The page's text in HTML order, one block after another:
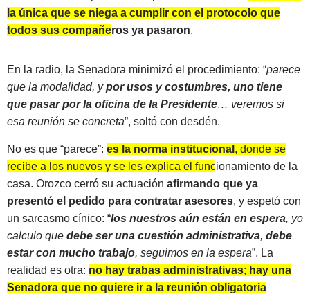
la única que se niega a cumplir con el protocolo que
todos sus compañeros ya pasaron.
En la radio, la Senadora minimizó el procedimiento: “parece
que la modalidad, ypor usos y costumbres, uno tiene
que pasar por la oficina de la Presidente… veremos si
esa reunión se concreta”, soltó con desdén.
No es que “parece”: es la norma institucional , donde se
recibe a los nuevos y se les explica el funcionamiento de la
casa. Orozco cerró su actuación afirmando que ya
presentó el pedido para contratar asesores, y espetó con
un sarcasmo cínico: “los nuestros aún están en espera, yo
calculo que debe ser una cuestión administrativa, debe
estar con mucho trabajo, seguimos en la espera”. La
realidad es otra: no hay trabas administrativas; hay una
Senadora que no quiere ir a la reunión obligatoria